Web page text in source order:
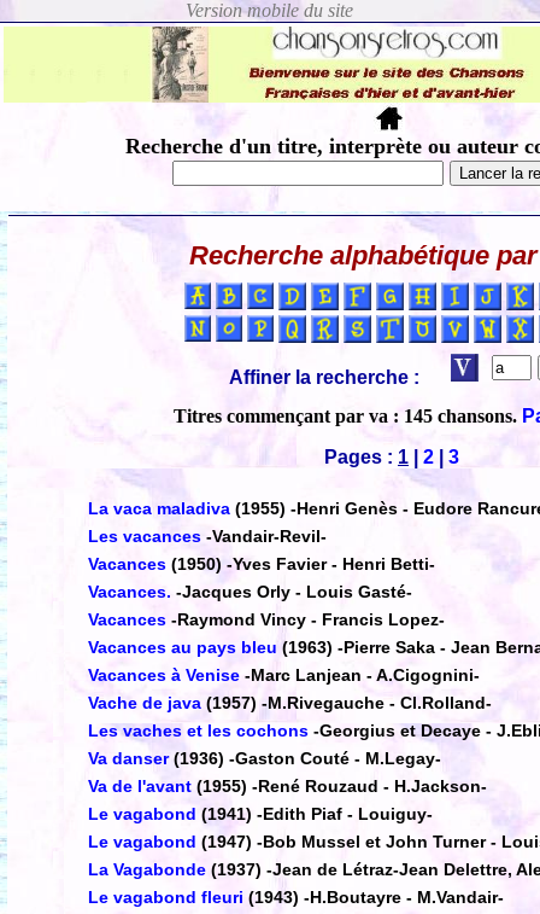
Recherche d'un titre, interprète ou auteur
Recherche alphabétique
Affiner la recherche :
Titres commençant par va : 145 chansons.
Pages : 1 2 3
La vaca maladiva (1955) -Henri Genès - Eudore
Les vacances -Vandair-Revil-
Vacances (1950) -Yves Favier - Henri Betti-
Vacances. -Jacques Orly - Louis Gasté-
Vacances -Raymond Vincy - Francis Lopez-
Vacances au pays bleu (1963) -Pierre Saka - Jean
Vacances à Venise -Marc Lanjean - A.Cigognini-
Vache de java (1957) -M.Rivegauche - Cl.Rolland-
Les vaches et les cochons -Georgius et Decaye -
Va danser (1936) -Gaston Couté - M.Legay-
Va de l'avant (1955) -René Rouzaud - H.Jackson-
Le vagabond (1941) -Edith Piaf - Louiguy-
Le vagabond (1947) -Bob Mussel et John Turner -
La Vagabonde (1937) -Jean de Létraz-Jean Delettre,
Le vagabond fleuri (1943) -H.Boutayre - M.Vandair-